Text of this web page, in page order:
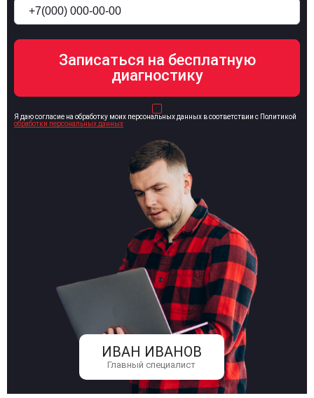
ИВАН ИВАНОВ
Главный специалист
Я даю согласие на обработку моих персональных данных в соответствии с Политикой
обработки персональных данных